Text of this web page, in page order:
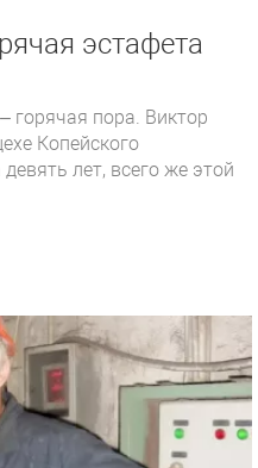
эстафета
горячая пора. Виктор
Копейского
лет, всего же этой